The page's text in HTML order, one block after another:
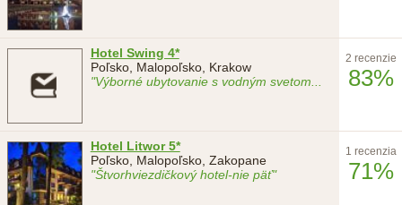
Hotel Swing 4*
Poľsko, Malopoľsko, Krakow
"Výborné ubytovanie s vodným svetom...
2 recenzie
83%
Hotel Litwor 5*
Poľsko, Malopoľsko, Zakopane
"Štvorhviezdičkový hotel-nie päť"
1 recenzia
71%